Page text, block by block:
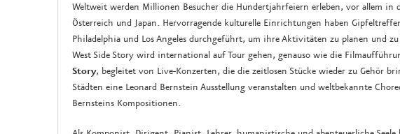
Weltweit werden Millionen Besucher die Hundertjahrfeiern erleben, vor allem in
Österreich und Japan. Hervorragende kulturelle Einrichtungen haben
Philadelphia und Los Angeles durchgeführt, um ihre Aktivitäten zu planen und
West Side Story wird international auf Tour gehen, genauso wie die
Story, begleitet von Live-Konzerten, die die zeitlosen Stücke wieder zu Gehör
Städten eine Leonard Bernstein Ausstellung veranstalten und weltbekannte
Bernsteins Kompositionen.